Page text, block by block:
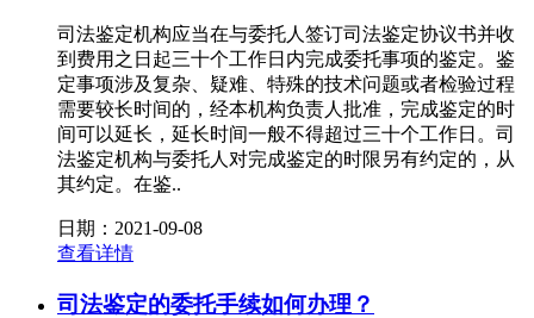
司法鉴定机构应当在与委托人签订司法鉴定协议书并收
到费用之日起三十个工作日内完成委托事项的鉴定。鉴
定事项涉及复杂、疑难、特殊的技术问题或者检验过程
需要较长时间的，经本机构负责人批准，完成鉴定的时
间可以延长，延长时间一般不得超过三十个工作日。司
法鉴定机构与委托人对完成鉴定的时限另有约定的，从
其约定。在鉴..
日期：2021-09-08
查看详情
司法鉴定的委托手续如何办理？